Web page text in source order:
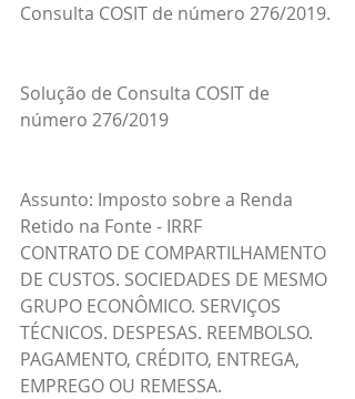
Consulta COSIT de número 276/2019.
Solução de Consulta COSIT de
número 276/2019
Assunto: Imposto sobre a Renda
Retido na Fonte - IRRF
CONTRATO DE COMPARTILHAMENTO
DE CUSTOS. SOCIEDADES DE MESMO
GRUPO ECONÔMICO. SERVIÇOS
TÉCNICOS. DESPESAS. REEMBOLSO.
PAGAMENTO, CRÉDITO, ENTREGA,
EMPREGO OU REMESSA.